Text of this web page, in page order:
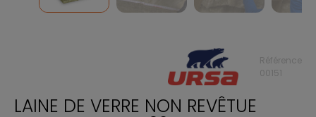
Référence
00151
LAINE DE VERRE NON REVÊTUE